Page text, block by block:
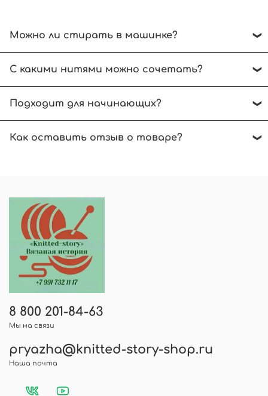
Можно ли стирать в машинке?
до 30 градусов. Отжимать без выкручивания.
Сушить на горизонтальной поверхности.
С какими нитями можно сочетать?
спиц.
Подходит для начинающих?
вязать без сложных узоров. Нужна
Как оставить отзыв о товаре?
оставить отзыв, указав вашу электронную
почту.
8 800 201-84-63
Мы на связи
pryazha@knitted-story-shop.ru
Наша почта